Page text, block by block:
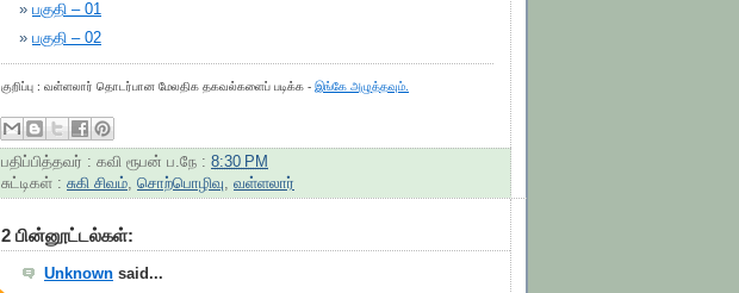
» பகுதி – 01
» பகுதி – 02
குறிப்பு : வள்ளலார் தொடர்பான மேலதிக தகவல்களைப் படிக்க - இங்கே அழுத்தவும்.
பதிப்பித்தவர் : கவி ரூபன் ப.நே : 8:30 PM
சுட்டிகள் : சுகி சிவம், சொற்பொழிவு, வள்ளலார்
2 பின்னூட்டல்கள்:
Unknown said...